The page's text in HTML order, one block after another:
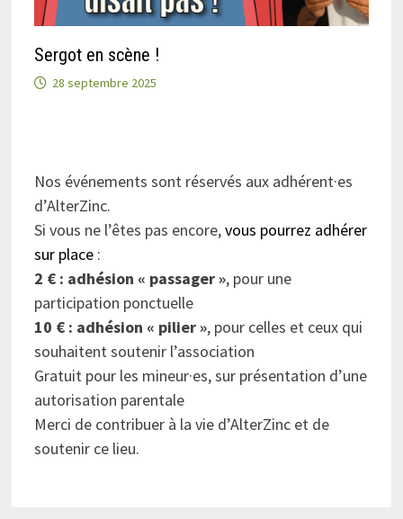
Sergot en scène !
28 septembre 2025
Nos événements sont réservés aux adhérent·es
d’AlterZinc.
Si vous ne l’êtes pas encore,vous pourrez adhérer
sur place:
2 € : adhésion « passager », pour une
participation ponctuelle
10 € : adhésion « pilier », pour celles et ceux qui
souhaitent soutenir l’association
Gratuit pour les mineur·es, sur présentation d’une
autorisation parentale
Merci de contribuer à la vie d’AlterZinc et de
soutenir ce lieu.